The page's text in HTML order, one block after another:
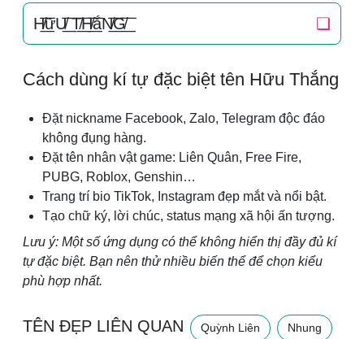
H̸͟͞ữU̸͟͞ T̸͟͞H̸͟͞ắN̸͟͞G̸͟͞ ❏
Cách dùng kí tự đặc biệt tên Hữu Thắng
Đặt nickname Facebook, Zalo, Telegram độc đáo
không đụng hàng.
Đặt tên nhân vật game: Liên Quân, Free Fire,
PUBG, Roblox, Genshin…
Trang trí bio TikTok, Instagram đẹp mắt và nổi bật.
Tạo chữ ký, lời chúc, status mạng xã hội ấn tượng.
Lưu ý: Một số ứng dụng có thể không hiển thị đầy đủ kí
tự đặc biệt. Bạn nên thử nhiều biến thể để chọn kiểu
phù hợp nhất.
TÊN ĐẸP LIÊN QUAN Quỳnh Liên Nhung